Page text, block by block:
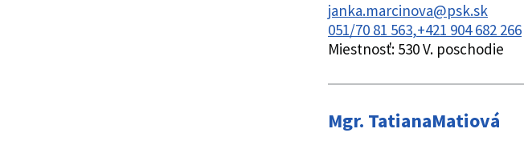
janka.marcinova@psk.sk
051/70 81 563 +421 904 682 266
Miestnosť: 530 V. poschodie
Mgr. TatianaMatiová